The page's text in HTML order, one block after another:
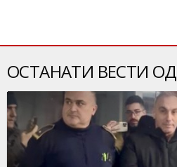
ОСТАНАТИ ВЕСТИ ОД